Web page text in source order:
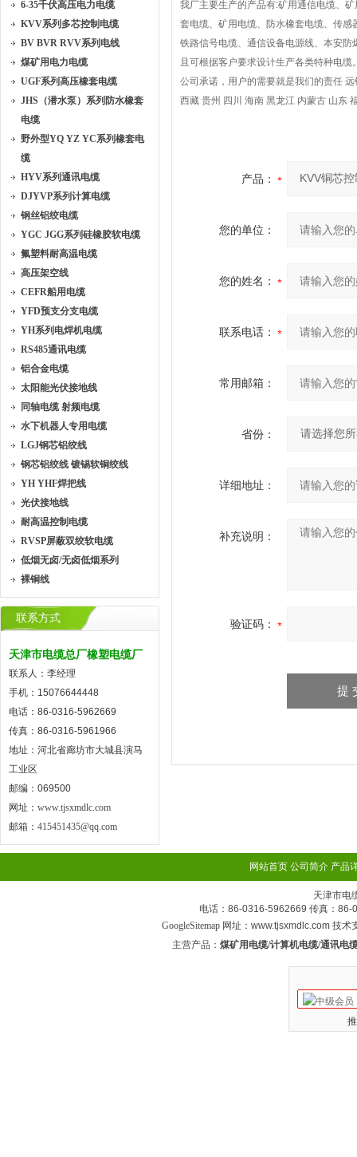
6-35千伏高压电力电缆
KVV系列多芯控制电缆
BV BVR RVV系列电线
煤矿用电力电缆
UGF系列高压橡套电缆
JHS（潜水泵）系列防水橡套
电缆
野外型YQ YZ YC系列橡套电
缆
HYV系列通讯电缆
DJYVP系列计算电缆
钢丝铝绞电缆
YGC JGG系列硅橡胶软电缆
氟塑料耐高温电缆
高压架空线
CEFR船用电缆
YFD预支分支电缆
YH系列电焊机电缆
RS485通讯电缆
铝合金电缆
太阳能光伏接地线
同轴电缆 射频电缆
水下机器人专用电缆
LGJ钢芯铝绞线
钢芯铝绞线 镀锡软铜绞线
YH YHF焊把线
光伏接地线
耐高温控制电缆
RVSP屏蔽双绞软电缆
低烟无卤/无卤低烟系列
裸铜线
联系方式
天津市电缆总厂橡塑电缆厂
联系人：李经理
手机：15076644448
电话：86-0316-5962669
传真：86-0316-5961966
地址：河北省廊坊市大城县演马
工业区
邮编：069500
网址： www.tjsxmdlc.com
邮箱： 415451435@qq.com
我厂主要生产的产品有:矿用通信电缆、
套电缆、矿用电缆、防水橡套电缆、传
铁路信号电缆、通信设备电源线、本安
且可根据客户要求设计生产各类特种电缆
公司承诺，用户的需要就是我们的责任
西藏 贵州 四川 海南 黑龙江 内蒙古 山东
产品：
您的单位：
您的姓名：
联系电话：
常用邮箱：
省份：
详细地址：
补充说明：
验证码：
网站首页 公司简介 产品
天津市电
电话：86-0316-5962669 传真：86-
GoogleSitemap网址：www.tjsxmdlc.com 技术
主营产品： 煤矿用电缆/计算机电缆/通讯电